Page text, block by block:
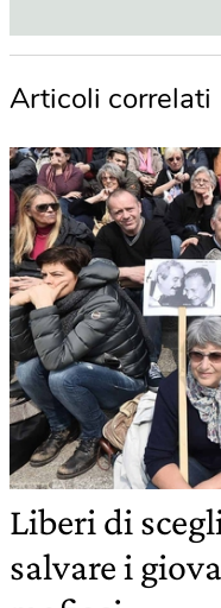
Articoli correlati
Liberi di
salvare i